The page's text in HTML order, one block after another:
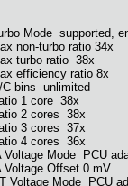
Mode supported,
non-turbo ratio 34x
turbo ratio 38x
efficiency ratio 8x
C bins unlimited
1 core 38x
2 cores 38x
3 cores 37x
4 cores 36x
Voltage Mode PCU
Voltage Offset 0 mV
Voltage Mode PCU